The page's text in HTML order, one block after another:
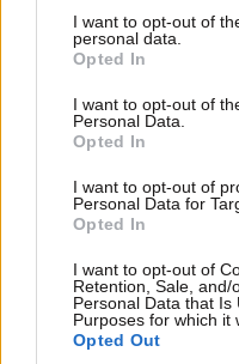
not limited to your visit or
grant or deny consent to
use your data for below
consent section.
I want to opt-out of
personal data.
Opted In
I want to opt-out of
Personal Data.
Opted In
I want to opt-out of
Personal Data for
Opted In
I want to opt-out of
Retention, Sale, and/
Personal Data that Is
Purposes for which it
Opted Out